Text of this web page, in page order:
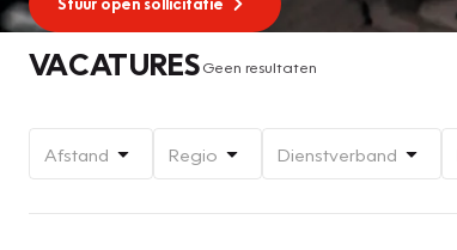
VACATURESGeen resultaten
Afstand Regio Dienstverband